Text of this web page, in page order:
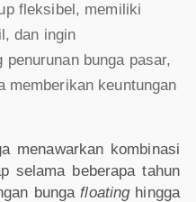
fleksibel, memiliki
dan ingin
penurunan bunga pasar,
memberikan keuntungan
menawarkan kombinasi
selama beberapa tahun
bungafloating hingga